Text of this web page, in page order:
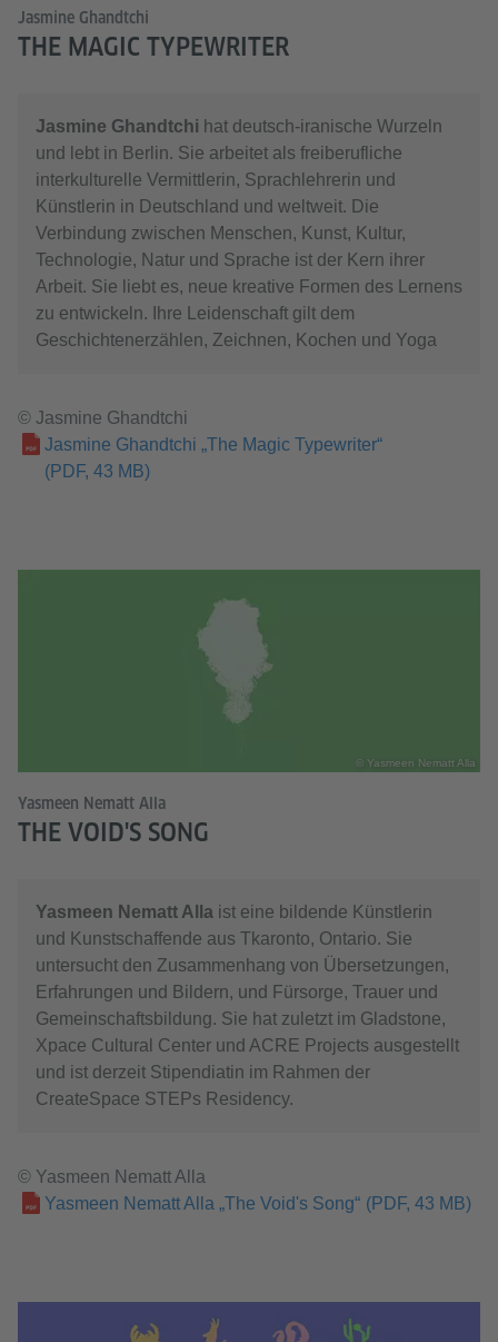
Jasmine Ghandtchi
THE MAGIC TYPEWRITER
Jasmine Ghandtchi hat deutsch-iranische Wurzeln
und lebt in Berlin. Sie arbeitet als freiberufliche
interkulturelle Vermittlerin, Sprachlehrerin und
Künstlerin in Deutschland und weltweit. Die
Verbindung zwischen Menschen, Kunst, Kultur,
Technologie, Natur und Sprache ist der Kern ihrer
Arbeit. Sie liebt es, neue kreative Formen des Lernens
zu entwickeln. Ihre Leidenschaft gilt dem
Geschichtenerzählen, Zeichnen, Kochen und Yoga
© Jasmine Ghandtchi
Jasmine Ghandtchi „The Magic Typewriter“
(PDF, 43 MB)
© Yasmeen Nematt Alla
Yasmeen Nematt Alla
THE VOID'S SONG
Yasmeen Nematt Alla ist eine bildende Künstlerin
und Kunstschaffende aus Tkaronto, Ontario. Sie
untersucht den Zusammenhang von Übersetzungen,
Erfahrungen und Bildern, und Fürsorge, Trauer und
Gemeinschaftsbildung. Sie hat zuletzt im Gladstone,
Xpace Cultural Center und ACRE Projects ausgestellt
und ist derzeit Stipendiatin im Rahmen der
CreateSpace STEPs Residency.
© Yasmeen Nematt Alla
Yasmeen Nematt Alla „The Void's Song“ (PDF, 43 MB)